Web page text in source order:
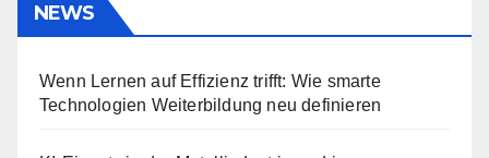
NEWS
Wenn Lernen auf Effizienz trifft: Wie smarte
Technologien Weiterbildung neu definieren